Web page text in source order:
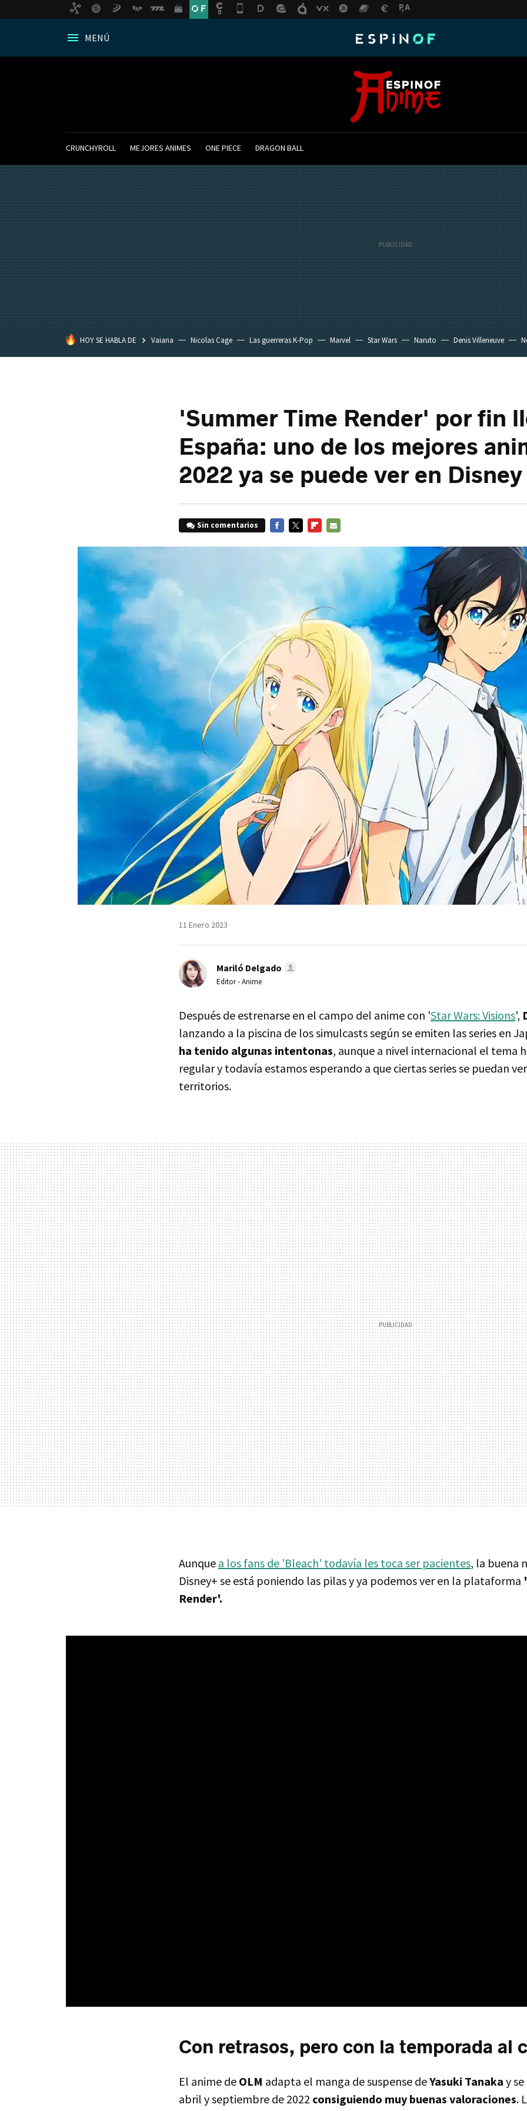
MENÚ
CRUNCHYROLL MEJORES ANIMES ONE PIECE DRAGON BALL
HOY SE HABLA DE Vaiana Nicolas Cage Las guerreras K-Pop Marvel Star Wars Naruto Denis Villeneuve
'Summer Time Render' por fin
España: uno de los mejores
2022 ya se puede ver en
Sin comentarios
11 Enero 2023
Mariló Delgado
Editor - Anime
Después de estrenarse en el campo del anime con 'Star Wars: Visions',
lanzando a la piscina de los simulcasts según se emiten las series en
ha tenido algunas intentonas, aunque a nivel internacional el tema
regular y todavía estamos esperando a que ciertas series se puedan
territorios.
Aunque a los fans de 'Bleach' todavía les toca ser pacientes, la buena
Disney+ se está poniendo las pilas y ya podemos ver en la plataforma
Render'.
Con retrasos, pero con la temporada al
El anime de OLM adapta el manga de suspense deYasuki Tanaka y
abril y septiembre de 2022 consiguiendo muy buenas valoraciones.